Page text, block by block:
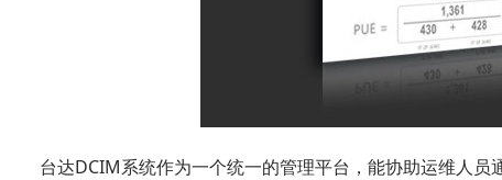
台达DCIM系统作为一个统一的管理平台，能协助运维人